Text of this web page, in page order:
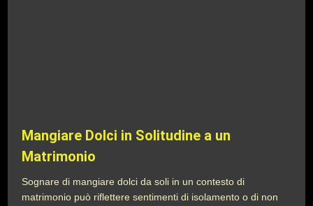
Mangiare Dolci in Solitudine a un
Matrimonio
Sognare di mangiare dolci da soli in un contesto di
matrimonio può riflettere sentimenti di isolamento o di non